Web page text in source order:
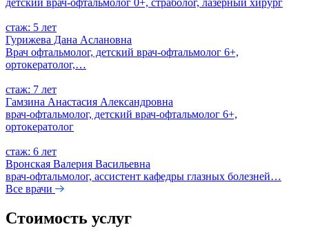
стаж: 5 лет
Гурижева Дана Аслановна
Врач офтальмолог, детский врач-офтальмолог 6+,
ортокератолог,…
стаж: 7 лет
Гамзина Анастасия Александровна
врач-офтальмолог, детский врач-офтальмолог 6+,
ортокератолог
стаж: 6 лет
Вронская Валерия Васильевна
врач-офтальмолог, ассистент кафедры глазных болезней…
Все врачи
Стоимость услуг